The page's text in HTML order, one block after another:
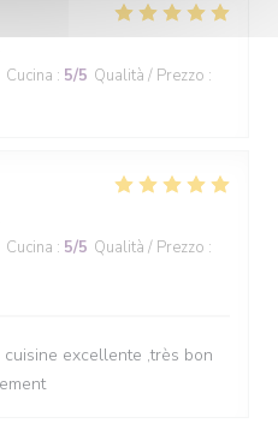
Cucina : 5/5 Qualità / Prezzo :
Cucina : 5/5 Qualità / Prezzo :
excellente ,très bon